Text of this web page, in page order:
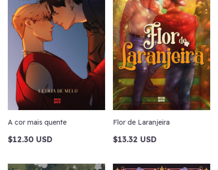
A cor mais quente
$12.30 USD
Flor de Laranjeira
$13.32 USD